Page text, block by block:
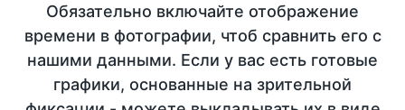
Обязательно включайте отображение
времени в фотографии, чтоб сравнить его с
нашими данными. Если у вас есть готовые
графики, основанные на зрительной